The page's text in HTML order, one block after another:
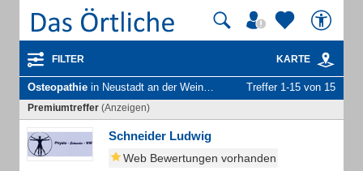
FILTER KARTE
Osteopathie in Neustadt an der Weinstraße Treffer 1-15 von 15
Premiumtreffer (Anzeigen)
Schneider Ludwig
Web Bewertungen vorhanden